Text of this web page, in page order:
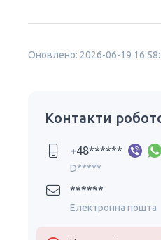
Оновлено: 2026-06-19
Контакти
+48******
D*****
******
Електронна пошта